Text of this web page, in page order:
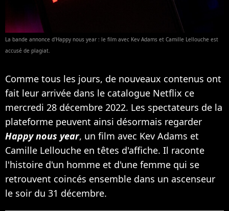
La bande annonce d'Happy nous year : le film avec Kev Adams et Camille Lellouche est
accusé de plagiat.
Comme tous les jours, de nouveaux contenus ont
fait leur arrivée dans le catalogue Netflix ce
mercredi 28 décembre 2022. Les spectateurs de la
plateforme peuvent ainsi désormais regarder
Happy nous year, un film avec Kev Adams et
Camille Lellouche en têtes d'affiche. Il raconte
l'histoire d'un homme et d'une femme qui se
retrouvent coincés ensemble dans un ascenseur
le soir du 31 décembre.